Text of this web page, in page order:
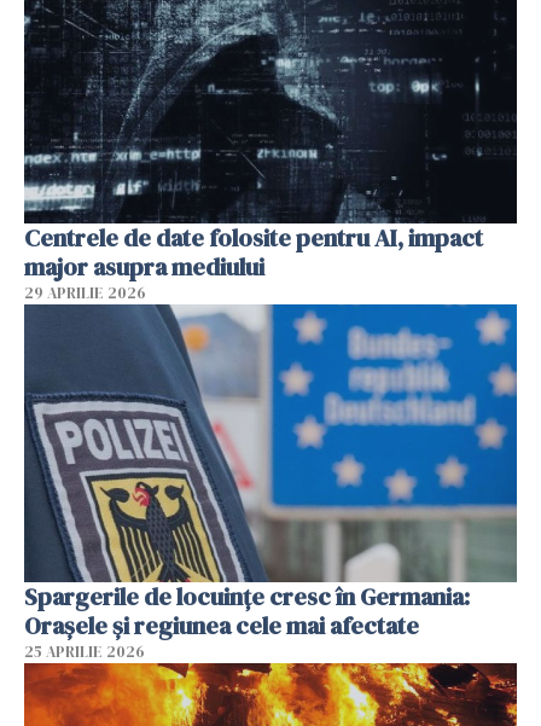
Centrele de date folosite pentru AI, impact
major asupra mediului
29 APRILIE 2026
Spargerile de locuințe cresc în Germania:
Orașele și regiunea cele mai afectate
25 APRILIE 2026